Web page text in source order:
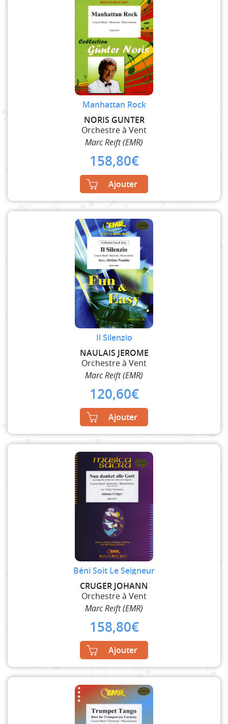
Manhattan Rock
NORIS GUNTER
Orchestre à Vent
Marc Reift (EMR)
158,80€
Ajouter
Il Silenzio
NAULAIS JEROME
Orchestre à Vent
Marc Reift (EMR)
120,60€
Ajouter
Béni Soit Le Seigneur
CRUGER JOHANN
Orchestre à Vent
Marc Reift (EMR)
158,80€
Ajouter